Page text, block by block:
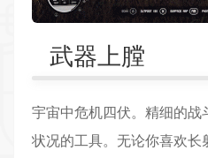
武器上膛
宇宙中危机四伏。精细的战
状况的工具。无论你喜欢